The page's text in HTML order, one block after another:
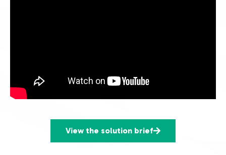
View the solution brief